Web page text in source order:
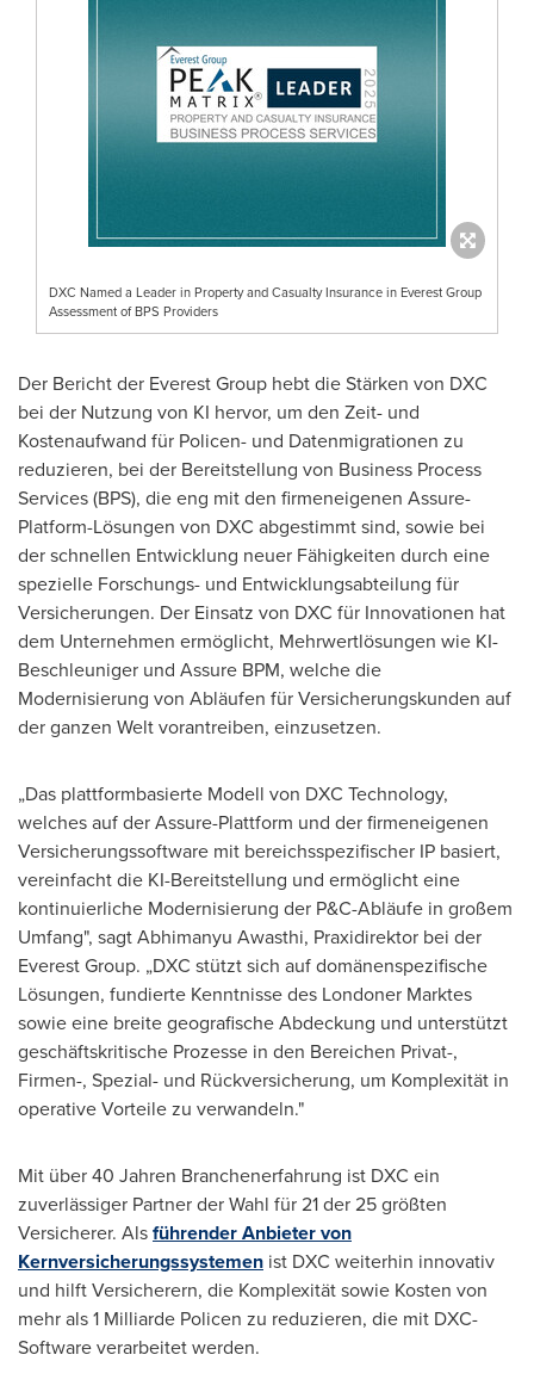
DXC Named a Leader in Property and Casualty Insurance in Everest Group
Assessment of BPS Providers
Der Bericht der Everest Group hebt die Stärken von DXC
bei der Nutzung von KI hervor, um den Zeit- und
Kostenaufwand für Policen- und Datenmigrationen zu
reduzieren, bei der Bereitstellung von Business Process
Services (BPS), die eng mit den firmeneigenen Assure-
Platform-Lösungen von DXC abgestimmt sind, sowie bei
der schnellen Entwicklung neuer Fähigkeiten durch eine
spezielle Forschungs- und Entwicklungsabteilung für
Versicherungen. Der Einsatz von DXC für Innovationen hat
dem Unternehmen ermöglicht, Mehrwertlösungen wie KI-
Beschleuniger und Assure BPM, welche die
Modernisierung von Abläufen für Versicherungskunden auf
der ganzen Welt vorantreiben, einzusetzen.
„Das plattformbasierte Modell von DXC Technology,
welches auf der Assure-Plattform und der firmeneigenen
Versicherungssoftware mit bereichsspezifischer IP basiert,
vereinfacht die KI-Bereitstellung und ermöglicht eine
kontinuierliche Modernisierung der P&C-Abläufe in großem
Umfang", sagt Abhimanyu Awasthi, Praxidirektor bei der
Everest Group. „DXC stützt sich auf domänenspezifische
Lösungen, fundierte Kenntnisse des Londoner Marktes
sowie eine breite geografische Abdeckung und unterstützt
geschäftskritische Prozesse in den Bereichen Privat-,
Firmen-, Spezial- und Rückversicherung, um Komplexität in
operative Vorteile zu verwandeln."
Mit über 40 Jahren Branchenerfahrung ist DXC ein
zuverlässiger Partner der Wahl für 21 der 25 größten
Versicherer. Alsführender Anbieter von
Kernversicherungssystemen ist DXC weiterhin innovativ
und hilft Versicherern, die Komplexität sowie Kosten von
mehr als 1 Milliarde Policen zu reduzieren, die mit DXC-
Software verarbeitet werden.